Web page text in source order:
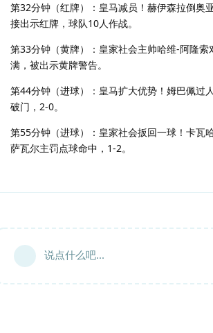
第32分钟（红牌）：皇马减员！赫伊森拉倒奥
接出示红牌，球队10人作战。
第33分钟（黄牌）：皇家社会主帅哈维-阿隆索
满，被出示黄牌警告。
第44分钟（进球）：皇马扩大优势！姆巴佩过
破门，2-0。
第55分钟（进球）：皇家社会扳回一球！卡瓦
萨瓦尔主罚点球命中，1-2。
说点什么吧...